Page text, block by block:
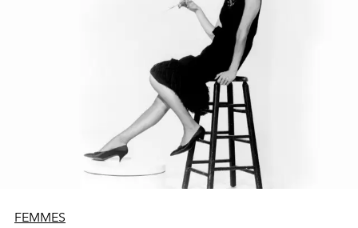
FEMMES